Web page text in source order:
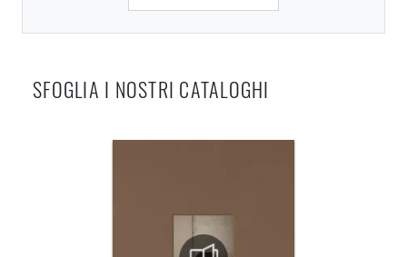
SFOGLIA I NOSTRI CATALOGHI